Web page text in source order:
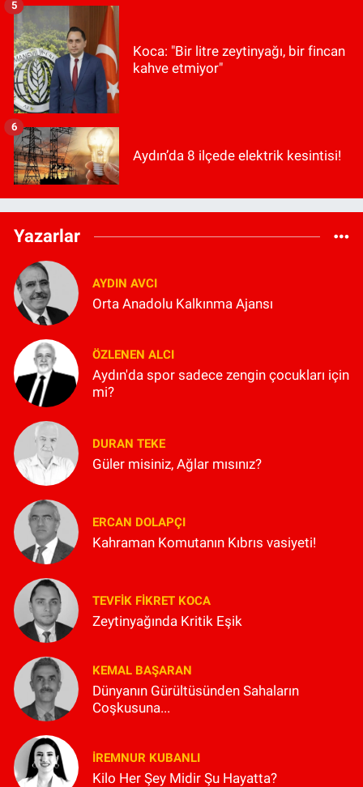
Koca: "Bir litre zeytinyağı, bir fincan
kahve etmiyor"
5
Aydın’da 8 ilçede elektrik kesintisi!
6
Yazarlar
AYDIN AVCI
Orta Anadolu Kalkınma Ajansı
ÖZLENEN ALCI
Aydın'da spor sadece zengin çocukları için
mi?
DURAN TEKE
Güler misiniz, Ağlar mısınız?
ERCAN DOLAPÇI
Kahraman Komutanın Kıbrıs vasiyeti!
TEVFIK FIKRET KOCA
Zeytinyağında Kritik Eşik
KEMAL BAŞARAN
Dünyanın Gürültüsünden Sahaların
Coşkusuna...
İREMNUR KUBANLI
Kilo Her Şey Midir Şu Hayatta?